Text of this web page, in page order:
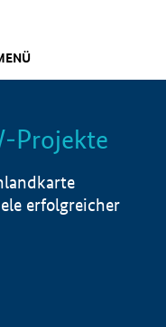
Info
Projekte
erfolgreicher